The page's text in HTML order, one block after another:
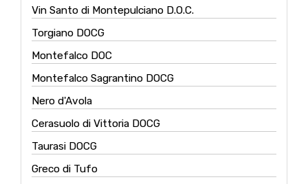
Vin Santo di Montepulciano D.O.C.
Torgiano DOCG
Montefalco DOC
Montefalco Sagrantino DOCG
Nero d'Avola
Cerasuolo di Vittoria DOCG
Taurasi DOCG
Greco di Tufo